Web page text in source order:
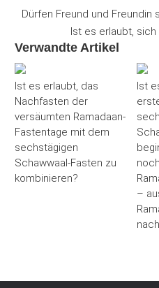
Dürfen Freund und Freundin
Ist es erlaubt,
Verwandte Artikel
Ist es erlaubt, das
Nachfasten der
versäumten Ramadaan-
Fastentage mit dem
sechstägigen
Schawwaal-Fasten zu
kombinieren?
Ist
–